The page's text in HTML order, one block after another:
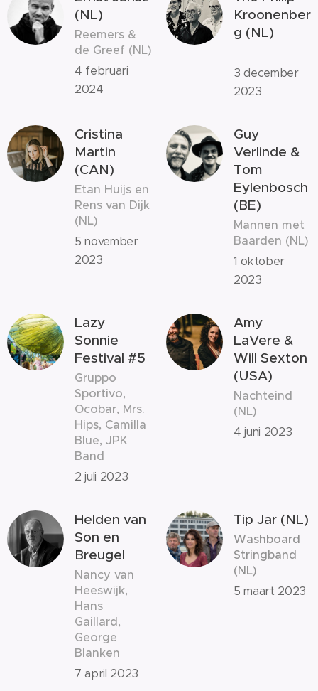
(NL)
Reemers &
de Greef (NL)
4 februari
2024
Kroonenber
g (NL)
3 december
2023
Cristina
Martin
(CAN)
Etan Huijs en
Rens van Dijk
(NL)
5 november
2023
Guy
Verlinde &
Tom
Eylenbosch
(BE)
Mannen met
Baarden (NL)
1 oktober
2023
Lazy
Sonnie
Festival #5
Gruppo
Sportivo,
Ocobar, Mrs.
Hips, Camilla
Blue, JPK
Band
2 juli 2023
Amy
LaVere &
Will Sexton
(USA)
Nachteind
(NL)
4 juni 2023
Helden van
Son en
Breugel
Nancy van
Heeswijk,
Hans
Gaillard,
George
Blanken
7 april 2023
Tip Jar (NL)
Washboard
Stringband
(NL)
5 maart 2023